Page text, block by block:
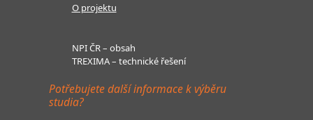
O projektu
NPI ČR – obsah
TREXIMA – technické řešení
Potřebujete další informace k výběru
studia?